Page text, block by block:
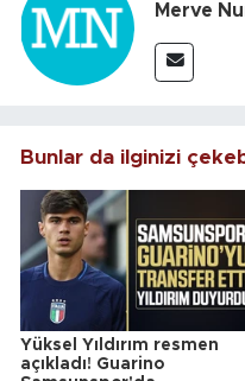
Merve
Bunlar da ilginizi
Yüksel Yıldırım resmen
açıkladı! Guarino